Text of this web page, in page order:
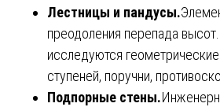
Лестницы и пандусы.
преодоления перепада
исследуются
ступеней, поручни,
Подпорные стены.